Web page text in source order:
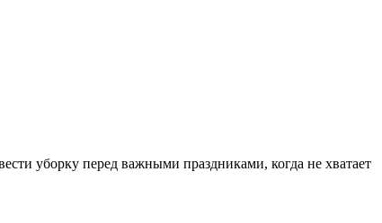
уборку перед важными праздниками, когда не хватает